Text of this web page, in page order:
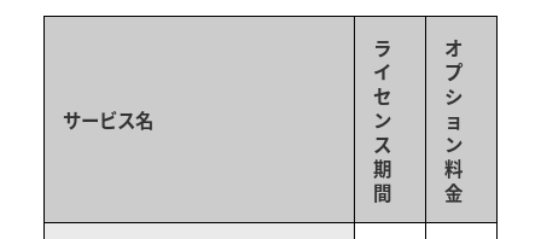
サービス名
ラ
イ
セ
ン
ス
期
間
オ
プ
シ
ョ
ン
料
金